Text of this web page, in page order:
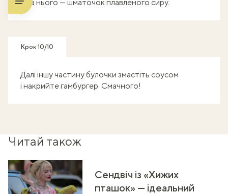
а на нього — шматочок плавленого сиру.
Крок 10/10
Далі іншу частину булочки змастіть соусом
і накрийте гамбургер. Смачного!
Читай також
Сендвіч із «Хижих
пташок» — ідеальний